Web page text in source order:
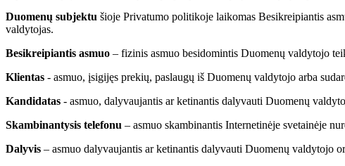
Duomenų subjektu šioje Privatumo politikoje laikomas Besikreipiantis
valdytojas.
Besikreipiantis asmuo – fizinis asmuo besidomintis Duomenų valdytojo
Klientas - asmuo, įsigijęs prekių, paslaugų iš Duomenų valdytojo arba
Kandidatas - asmuo, dalyvaujantis ar ketinantis dalyvauti Duomenų
Skambinantysis telefonu – asmuo skambinantis Internetinėje svetainėje
Dalyvis – asmuo dalyvaujantis ar ketinantis dalyvauti Duomenų valdytojo